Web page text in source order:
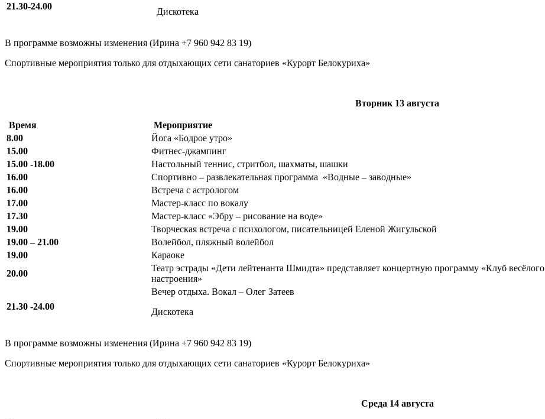
21.30-24.00
Дискотека
В программе возможны изменения (Ирина +7 960 942 83 19)
Спортивные мероприятия только для отдыхающих сети санаториев «Курорт Белокуриха»
Вторник 13 августа
Время Мероприятие
8.00
Йога «Бодрое утро»
15.00
Фитнес-джампинг
15.00 -18.00
Настольный теннис, стритбол, шахматы, шашки
16.00
Спортивно – развлекательная программа «Водные – заводные»
16.00
Встреча с астрологом
17.00
Мастер-класс по вокалу
17.30
Мастер-класс «Эбру – рисование на воде»
19.00
Творческая встреча с психологом, писательницей Еленой Жигульской
19.00 – 21.00
Волейбол, пляжный волейбол
19.00
Караоке
20.00
Театр эстрады «Дети лейтенанта Шмидта» представляет концертную программу «Клуб весёлого
настроения»
21.30 -24.00
Вечер отдыха. Вокал – Олег Затеев
Дискотека
В программе возможны изменения (Ирина +7 960 942 83 19)
Спортивные мероприятия только для отдыхающих сети санаториев «Курорт Белокуриха»
Среда 14 августа